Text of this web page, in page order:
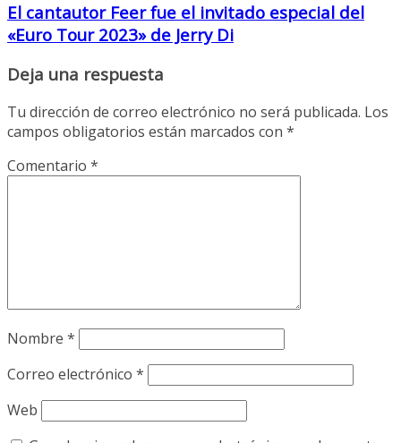
El cantautor Feer fue el invitado especial del
«Euro Tour 2023» de Jerry Di
Deja una respuesta
Tu dirección de correo electrónico no será publicada. Los
campos obligatorios están marcados con *
Comentario *
Nombre *
Correo electrónico *
Web